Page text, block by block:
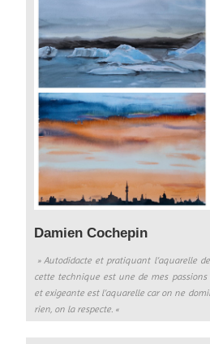
Damien Cochepin
» Autodidacte et pratiquant l’aquarelle
cette technique est une de mes passions
et exigeante est l’aquarelle car on ne
rien, on la respecte. «